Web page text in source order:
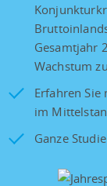
Gesamtjahr
Wachstum
Erfahren
im
Ganze